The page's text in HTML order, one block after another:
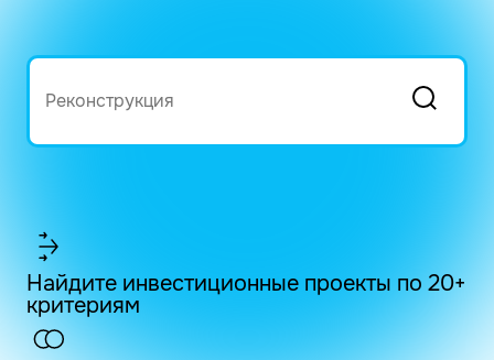
Найдите инвестиционные проекты по 20+
критериям